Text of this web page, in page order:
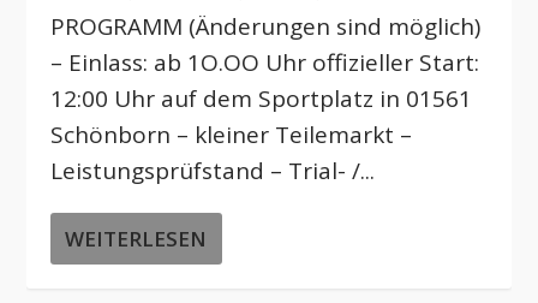
PROGRAMM (Änderungen sind möglich)
– Einlass: ab 1O.OO Uhr offizieller Start:
12:00 Uhr auf dem Sportplatz in 01561
Schönborn – kleiner Teilemarkt –
Leistungsprüfstand – Trial- /...
WEITERLESEN